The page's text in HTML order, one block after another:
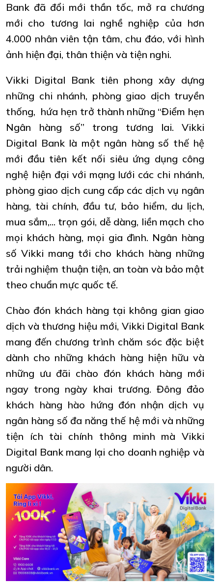
Bank đã đổi mới thần tốc, mở ra chương
mới cho tương lai nghề nghiệp của hơn
4.000 nhân viên tận tâm, chu đáo, với hình
ảnh hiện đại, thân thiện và tiện nghi.
Vikki Digital Bank tiên phong xây dựng
những chi nhánh, phòng giao dịch truyền
thống, hứa hẹn trở thành những “Điểm hẹn
Ngân hàng số” trong tương lai. Vikki
Digital Bank là một ngân hàng số thế hệ
mới đầu tiên kết nối siêu ứng dụng công
nghệ hiện đại với mạng lưới các chi nhánh,
phòng giao dịch cung cấp các dịch vụ ngân
hàng, tài chính, đầu tư, bảo hiểm, du lịch,
mua sắm,... trọn gói, dễ dàng, liền mạch cho
mọi khách hàng, mọi gia đình. Ngân hàng
số Vikki mang tới cho khách hàng những
trải nghiệm thuận tiện, an toàn và bảo mật
theo chuẩn mực quốc tế.
Chào đón khách hàng tại không gian giao
dịch và thương hiệu mới, Vikki Digital Bank
mang đến chương trình chăm sóc đặc biệt
dành cho những khách hàng hiện hữu và
những ưu đãi chào đón khách hàng mới
ngay trong ngày khai trương. Đông đảo
khách hàng hào hứng đón nhận dịch vụ
ngân hàng số đa năng thế hệ mới và những
tiện ích tài chính thông minh mà Vikki
Digital Bank mang lại cho doanh nghiệp và
người dân.